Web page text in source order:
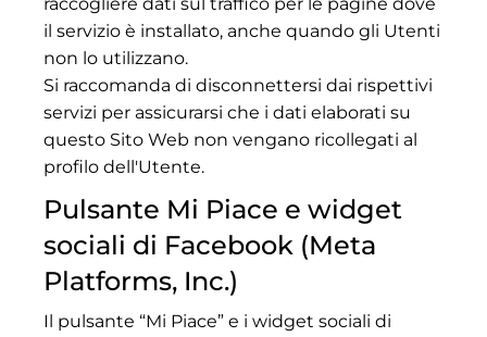
il servizio è installato, anche quando gli Utenti
non lo utilizzano.
Si raccomanda di disconnettersi dai rispettivi
servizi per assicurarsi che i dati elaborati su
questo Sito Web non vengano ricollegati al
profilo dell'Utente.
Pulsante Mi Piace e widget
sociali di Facebook (Meta
Platforms, Inc.)
Il pulsante “Mi Piace” e i widget sociali di